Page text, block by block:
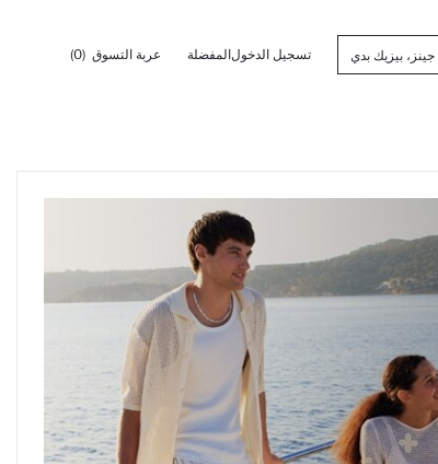
تسجيل الدخولالمفضلة عربة التسوق (0)